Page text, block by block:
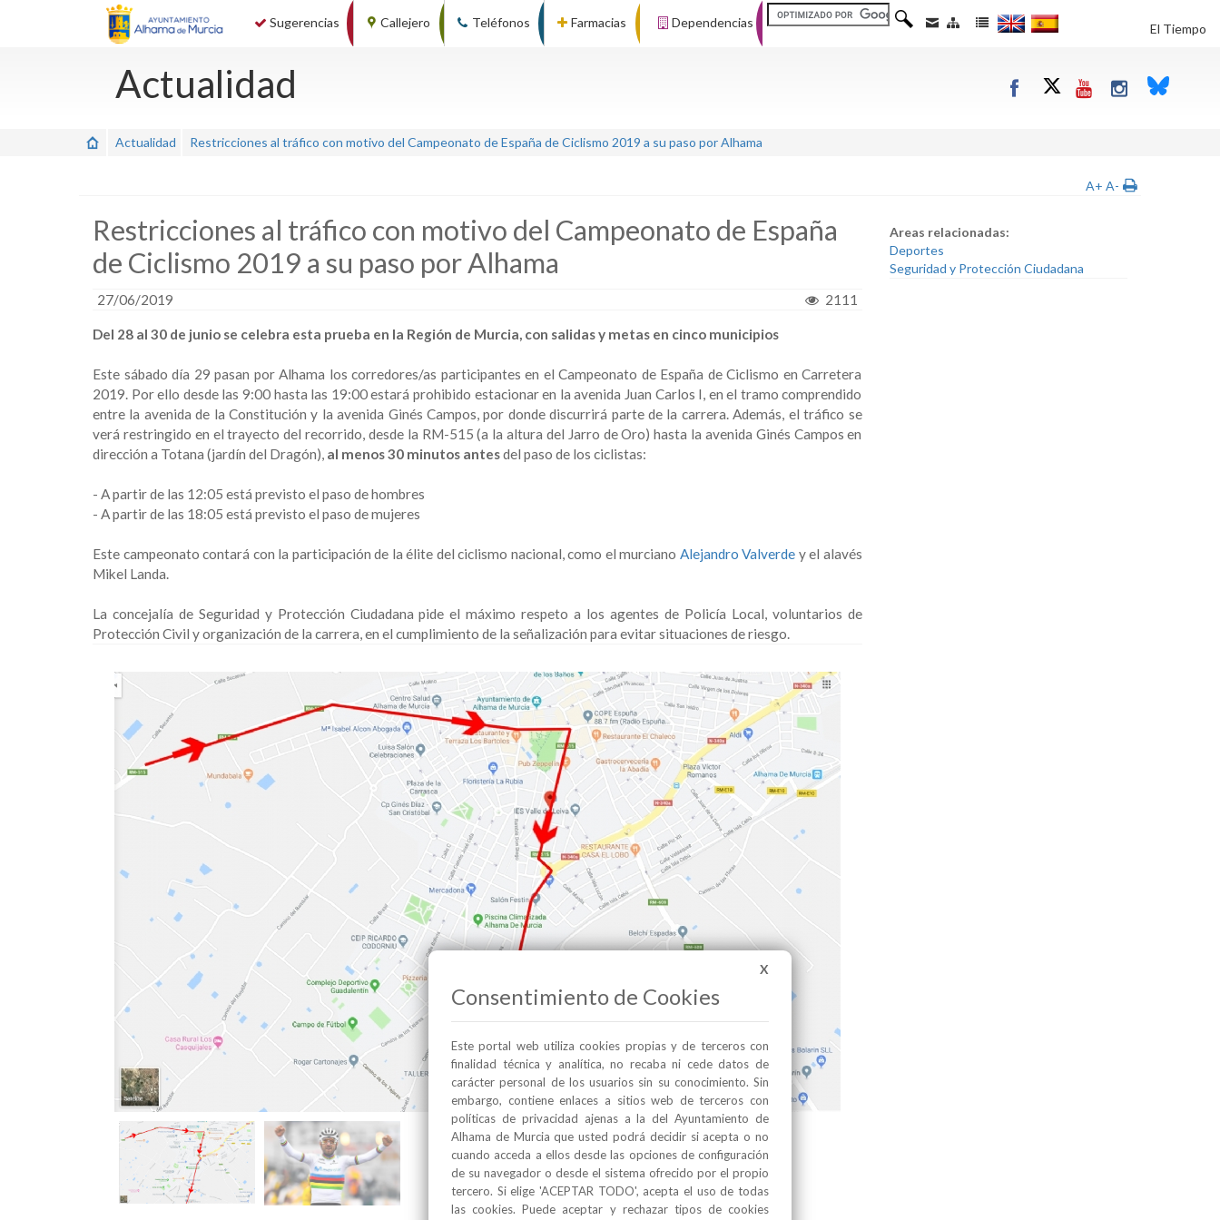
Sugerencias Callejero Teléfonos Farmacias Dependencias El Tiempo
Actualidad
Actualidad Restricciones al tráfico con motivo del Campeonato de España de Ciclismo 2019 a su paso por Alhama
A+ A-
Restricciones al tráfico con motivo del Campeonato de España
de Ciclismo 2019 a su paso por Alhama
27/06/2019 2111
Del 28 al 30 de junio se celebra esta prueba en la Región de Murcia, con salidas y metas en cinco municipios
Este sábado día 29 pasan por Alhama los corredores/as participantes en el Campeonato de España de Ciclismo en Carretera
2019. Por ello desde las 9:00 hasta las 19:00 estará prohibido estacionar en la avenida Juan Carlos I, en el tramo comprendido
entre la avenida de la Constitución y la avenida Ginés Campos, por donde discurrirá parte de la carrera. Además, el tráfico se
verá restringido en el trayecto del recorrido, desde la RM-515 (a la altura del Jarro de Oro) hasta la avenida Ginés Campos en
dirección a Totana (jardín del Dragón), al menos 30 minutos antesdel paso de los ciclistas:
- A partir de las 12:05 está previsto el paso de hombres
- A partir de las 18:05 está previsto el paso de mujeres
Este campeonato contará con la participación de la élite del ciclismo nacional, como el murciano Alejandro Valverde y el alavés
Mikel Landa.
La concejalía de Seguridad y Protección Ciudadana pide el máximo respeto a los agentes de Policía Local, voluntarios de
Protección Civil y organización de la carrera, en el cumplimiento de la señalización para evitar situaciones de riesgo.
Areas relacionadas:
Deportes
Seguridad y Protección Ciudadana
X
Consentimiento de Cookies
Este portal web utiliza cookies propias y de terceros con
finalidad técnica y analítica, no recaba ni cede datos de
carácter personal de los usuarios sin su conocimiento. Sin
embargo, contiene enlaces a sitios web de terceros con
políticas de privacidad ajenas a la del Ayuntamiento de
Alhama de Murcia que usted podrá decidir si acepta o no
cuando acceda a ellos desde las opciones de configuración
de su navegador o desde el sistema ofrecido por el propio
tercero. Si elige 'ACEPTAR TODO', acepta el uso de todas
las cookies. Puede aceptar y rechazar tipos de cookies